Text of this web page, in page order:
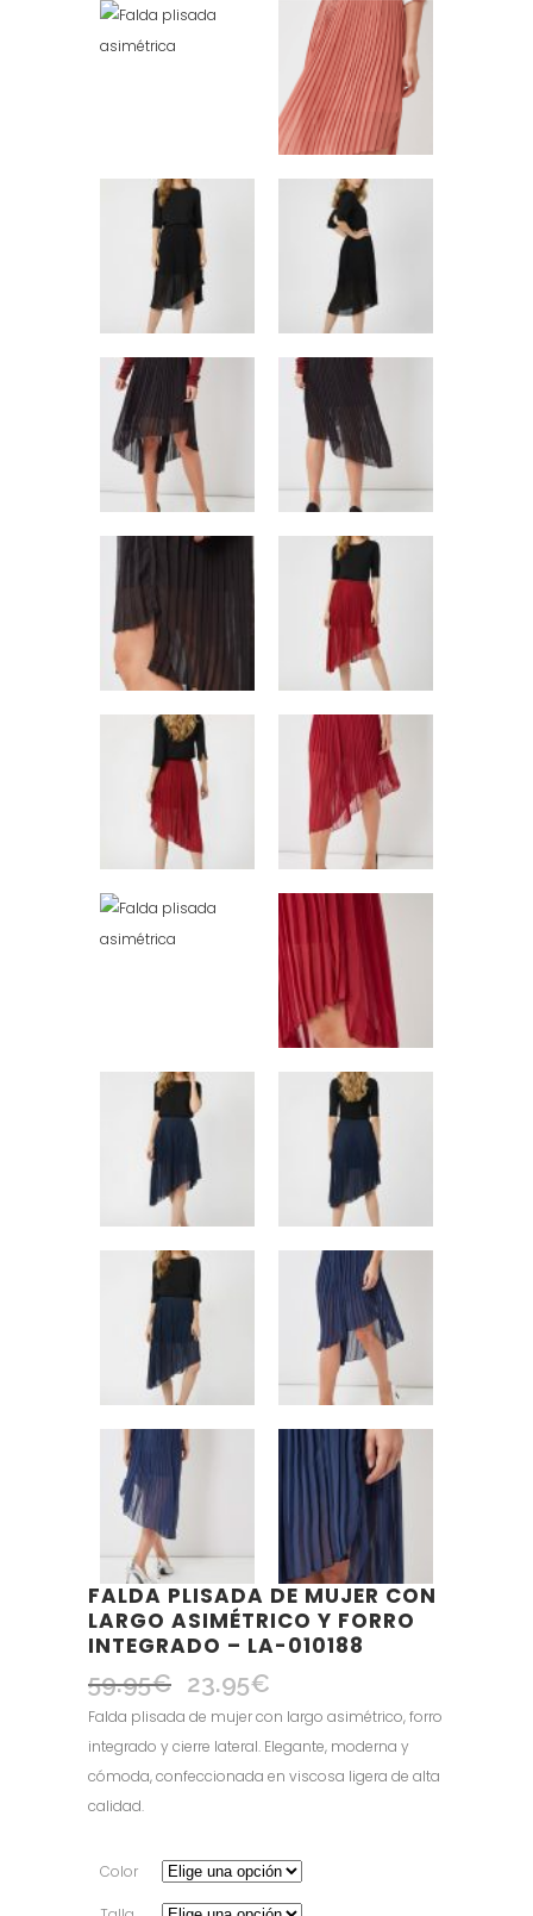
FALDA PLISADA DE MUJER CON
LARGO ASIMÉTRICO Y FORRO
INTEGRADO – LA-010188
59.95€
El
precio
original
era:
23.95€
precio
actual
es:
Falda plisada de mujer con largo asimétrico, forro
integrado y cierre lateral. Elegante, moderna y
cómoda, confeccionada en viscosa ligera de alta
calidad.
Color